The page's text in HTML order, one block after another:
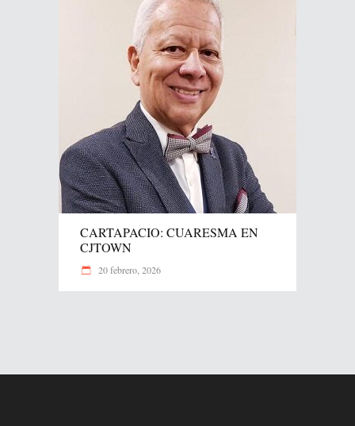
CARTAPACIO: CUARESMA EN
CJTOWN
20 febrero, 2026